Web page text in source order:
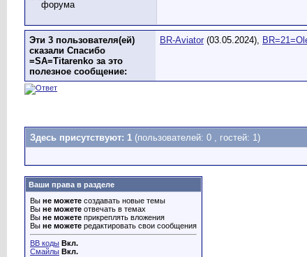
Эти 3 пользователя(ей)
сказали Спасибо
=SA=Titarenko за это
полезное сообщение:
BR-Aviator (03.05.2024),
Здесь присутствуют: 1 (пользователей: 0 , гостей: 1)
Ваши права в разделе
Вы не можете создавать новые темы
Вы не можете отвечать в темах
Вы не можете прикреплять вложения
Вы не можете редактировать свои сообщения
BB коды Вкл.
Смайлы Вкл.